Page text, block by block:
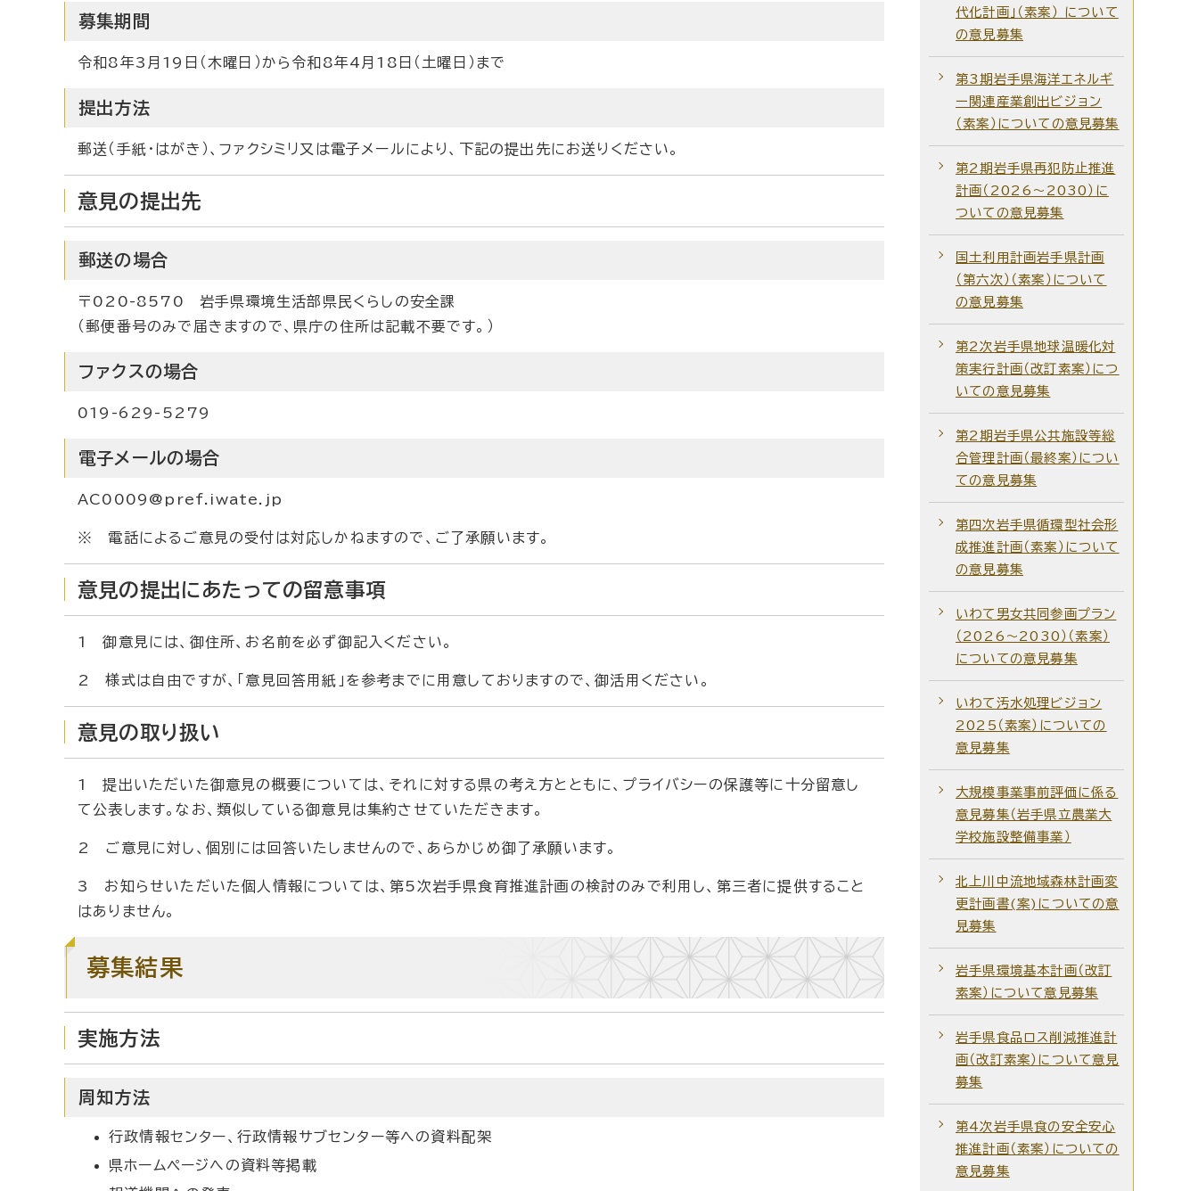
募集期間
令和8年3月19日（木曜日）から令和8年4月18日（土曜日）まで
提出方法
郵送（手紙・はがき）、ファクシミリ又は電子メールにより、下記の提出先にお送りください。
意見の提出先
郵送の場合
〒020-8570 岩手県環境生活部県民くらしの安全課
（郵便番号のみで届きますので、県庁の住所は記載不要です。）
ファクスの場合
019-629-5279
電子メールの場合
AC0009@pref.iwate.jp
※ 電話によるご意見の受付は対応しかねますので、ご了承願います。
意見の提出にあたっての留意事項
1 御意見には、御住所、お名前を必ず御記入ください。
2 様式は自由ですが、「意見回答用紙」を参考までに用意しておりますので、御活用ください。
意見の取り扱い
1 提出いただいた御意見の概要については、それに対する県の考え方とともに、プライバシーの保護等に十分留意し
て公表します。なお、類似している御意見は集約させていただきます。
2 ご意見に対し、個別には回答いたしませんので、あらかじめ御了承願います。
3 お知らせいただいた個人情報については、第5次岩手県食育推進計画の検討のみで利用し、第三者に提供すること
はありません。
募集結果
実施方法
周知方法
行政情報センター、行政情報サブセンター等への資料配架
県ホームページへの資料等掲載
代化計画」（素案） について
の意見募集
第3期岩手県海洋エネルギ
ー関連産業創出ビジョン
（素案）についての意見募集
第2期岩手県再犯防止推進
計画（2026～2030）に
ついての意見募集
国土利用計画岩手県計画
（第六次）（素案）について
の意見募集
第2次岩手県地球温暖化対
策実行計画（改訂素案）につ
いての意見募集
第2期岩手県公共施設等総
合管理計画（最終案）につい
ての意見募集
第四次岩手県循環型社会形
成推進計画（素案）について
の意見募集
いわて男女共同参画プラン
（2026～2030）（素案）
についての意見募集
いわて汚水処理ビジョン
2025（素案）についての
意見募集
大規模事業事前評価に係る
意見募集（岩手県立農業大
学校施設整備事業）
北上川中流地域森林計画変
更計画書(案)についての意
見募集
岩手県環境基本計画（改訂
素案）について意見募集
岩手県食品ロス削減推進計
画（改訂素案）について意見
募集
第4次岩手県食の安全安心
推進計画（素案）についての
意見募集